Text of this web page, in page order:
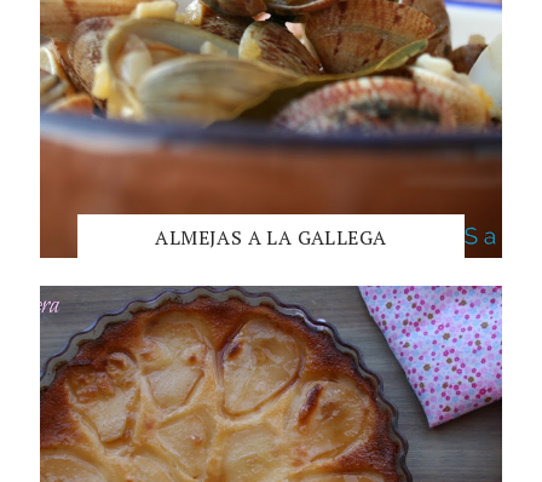
ALMEJAS A LA GALLEGA